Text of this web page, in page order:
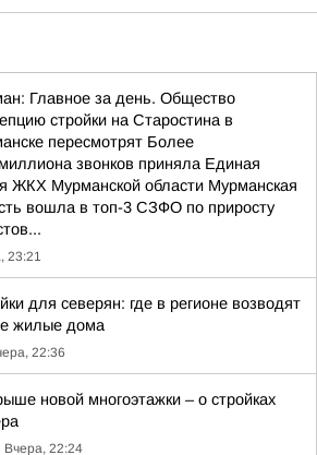
Главное за день. Общество
стройки на Старостина в
пересмотрят Более
звонков приняла Единая
ЖКХ Мурманской области Мурманская
вошла в топ-3 СЗФО по приросту
23:21
для северян: где в регионе возводят
жилые дома
22:36
новой многоэтажки – о стройках
Вчера, 22:24